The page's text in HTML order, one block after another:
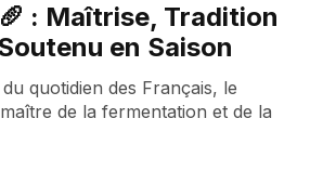
: Maîtrise, Tradition
en Saison
quotidien des Français, le
de la fermentation et de la